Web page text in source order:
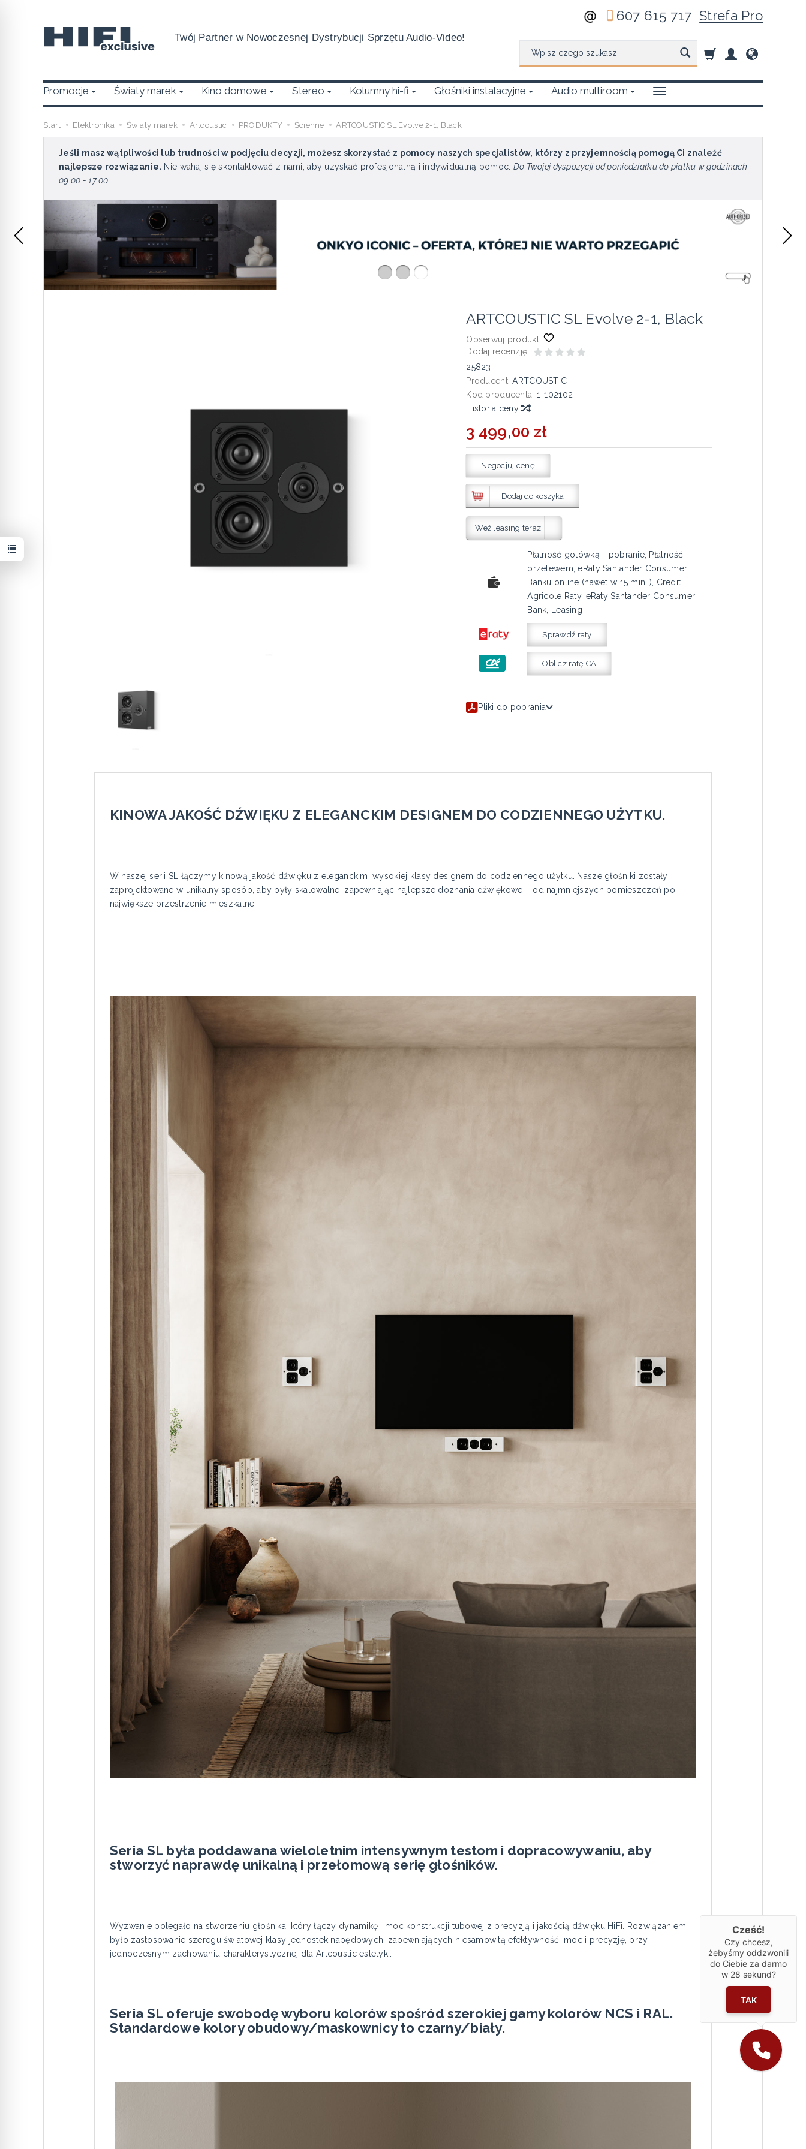
Twój Partner w Nowoczesnej Dystrybucji Sprzętu Audio-Video!
607 615 717Strefa Pro
Promocje Światy marek Kino domowe Stereo Kolumny hi-fi Głośniki instalacyjne Audio multiroom
Start Elektronika Światy marek Artcoustic PRODUKTY Ścienne ARTCOUSTIC SL Evolve 2-1, Black
Jeśli masz wątpliwości lub trudności w podjęciu decyzji, możesz skorzystać z pomocy naszych specjalistów, którzy z przyjemnością pomogą Ci znaleźć
najlepsze rozwiązanie. Nie wahaj się skontaktować z nami, aby uzyskać profesjonalną i indywidualną pomoc. Do Twojej dyspozycji od poniedziałku do piątku w godzinach
09:00 - 17:00
ARTCOUSTIC SL Evolve 2-1, Black
Obserwuj produkt:
Dodaj recenzję:
25823
Producent: ARTCOUSTIC
Kod producenta: 1-102102
Historia ceny
3 499,00 zł
Negocjuj cenę
Dodaj do koszyka
Weź leasing teraz
Płatność gotówką - pobranie, Płatność
przelewem, eRaty Santander Consumer
Banku online (nawet w 15 min.!), Credit
Agricole Raty, eRaty Santander Consumer
Bank, Leasing
Sprawdź raty
Oblicz ratę CA
Pliki do pobrania
KINOWA JAKOŚĆ DŹWIĘKU Z ELEGANCKIM DESIGNEM DO CODZIENNEGO UŻYTKU.
W naszej serii SL łączymy kinową jakość dźwięku z eleganckim, wysokiej klasy designem do codziennego użytku. Nasze głośniki zostały
zaprojektowane w unikalny sposób, aby były skalowalne, zapewniając najlepsze doznania dźwiękowe – od najmniejszych pomieszczeń po
największe przestrzenie mieszkalne.
Seria SL była poddawana wieloletnim intensywnym testom i dopracowywaniu, aby
stworzyć naprawdę unikalną i przełomową serię głośników.
Wyzwanie polegało na stworzeniu głośnika, który łączy dynamikę i moc konstrukcji tubowej z precyzją i jakością dźwięku HiFi. Rozwiązaniem
było zastosowanie szeregu światowej klasy jednostek napędowych, zapewniających niesamowitą efektywność, moc i precyzję, przy
jednoczesnym zachowaniu charakterystycznej dla Artcoustic estetyki.
Seria SL oferuje swobodę wyboru kolorów spośród szerokiej gamy kolorów NCS i RAL.
Standardowe kolory obudowy/maskownicy to czarny/biały.
Cześć!
Czy chcesz,
żebyśmy oddzwonili
do Ciebie za darmo
w 28 sekund?
TAK